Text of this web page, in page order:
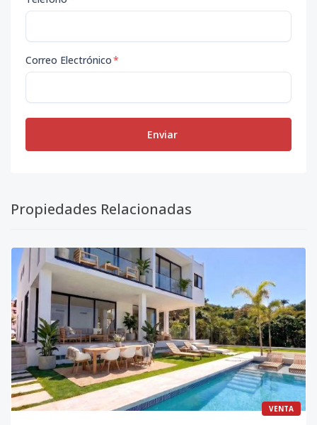
Correo Electrónico*
Enviar
Propiedades Relacionadas
VENTA